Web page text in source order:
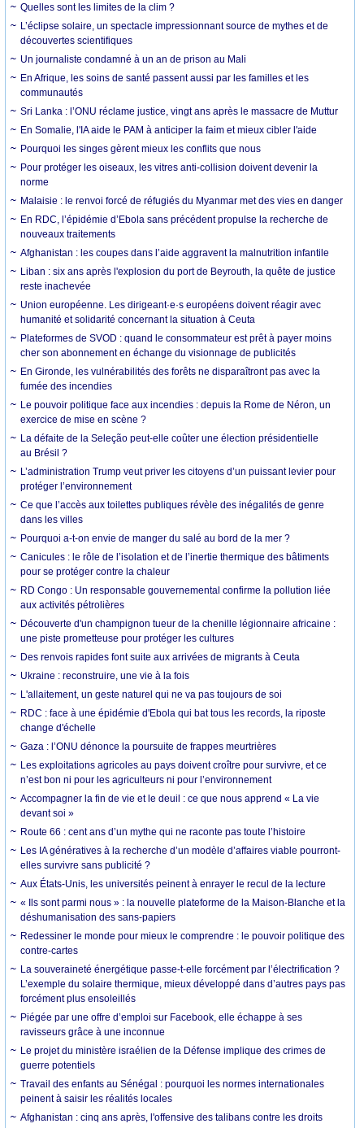
Quelles sont les limites de la clim ?
L’éclipse solaire, un spectacle impressionnant source de mythes et de
découvertes scientifiques
Un journaliste condamné à un an de prison au Mali
En Afrique, les soins de santé passent aussi par les familles et les
communautés
Sri Lanka : l’ONU réclame justice, vingt ans après le massacre de Muttur
En Somalie, l'IA aide le PAM à anticiper la faim et mieux cibler l'aide
Pourquoi les singes gèrent mieux les conflits que nous
Pour protéger les oiseaux, les vitres anti-collision doivent devenir la
norme
Malaisie : le renvoi forcé de réfugiés du Myanmar met des vies en danger
En RDC, l’épidémie d’Ebola sans précédent propulse la recherche de
nouveaux traitements
Afghanistan : les coupes dans l’aide aggravent la malnutrition infantile
Liban : six ans après l'explosion du port de Beyrouth, la quête de justice
reste inachevée
Union européenne. Les dirigeant·e·s européens doivent réagir avec
humanité et solidarité concernant la situation à Ceuta
Plateformes de SVOD : quand le consommateur est prêt à payer moins
cher son abonnement en échange du visionnage de publicités
En Gironde, les vulnérabilités des forêts ne disparaîtront pas avec la
fumée des incendies
Le pouvoir politique face aux incendies : depuis la Rome de Néron, un
exercice de mise en scène ?
La défaite de la Seleção peut-elle coûter une élection présidentielle
au Brésil ?
L’administration Trump veut priver les citoyens d’un puissant levier pour
protéger l’environnement
Ce que l’accès aux toilettes publiques révèle des inégalités de genre
dans les villes
Pourquoi a-t-on envie de manger du salé au bord de la mer ?
Canicules : le rôle de l’isolation et de l’inertie thermique des bâtiments
pour se protéger contre la chaleur
RD Congo : Un responsable gouvernemental confirme la pollution liée
aux activités pétrolières
Découverte d'un champignon tueur de la chenille légionnaire africaine :
une piste prometteuse pour protéger les cultures
Des renvois rapides font suite aux arrivées de migrants à Ceuta
Ukraine : reconstruire, une vie à la fois
L'allaitement, un geste naturel qui ne va pas toujours de soi
RDC : face à une épidémie d'Ebola qui bat tous les records, la riposte
change d'échelle
Gaza : l’ONU dénonce la poursuite de frappes meurtrières
Les exploitations agricoles au pays doivent croître pour survivre, et ce
n’est bon ni pour les agriculteurs ni pour l’environnement
Accompagner la fin de vie et le deuil : ce que nous apprend « La vie
devant soi »
Route 66 : cent ans d’un mythe qui ne raconte pas toute l’histoire
Les IA génératives à la recherche d’un modèle d’affaires viable pourront-
elles survivre sans publicité ?
Aux États-Unis, les universités peinent à enrayer le recul de la lecture
« Ils sont parmi nous » : la nouvelle plateforme de la Maison-Blanche et la
déshumanisation des sans-papiers
Redessiner le monde pour mieux le comprendre : le pouvoir politique des
contre-cartes
La souveraineté énergétique passe-t-elle forcément par l’électrification ?
L’exemple du solaire thermique, mieux développé dans d’autres pays pas
forcément plus ensoleillés
Piégée par une offre d’emploi sur Facebook, elle échappe à ses
ravisseurs grâce à une inconnue
Le projet du ministère israélien de la Défense implique des crimes de
guerre potentiels
Travail des enfants au Sénégal : pourquoi les normes internationales
peinent à saisir les réalités locales
Afghanistan : cinq ans après, l'offensive des talibans contre les droits